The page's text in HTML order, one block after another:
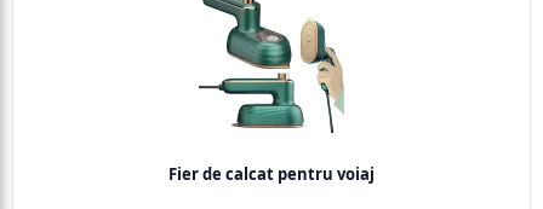
Fier de calcat pentru voiaj